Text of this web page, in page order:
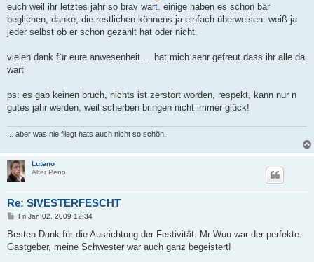
euch weil ihr letztes jahr so brav wart. einige haben es schon bar
beglichen, danke, die restlichen könnens ja einfach überweisen. weiß ja
jeder selbst ob er schon gezahlt hat oder nicht.
vielen dank für eure anwesenheit ... hat mich sehr gefreut dass ihr alle da
wart
ps: es gab keinen bruch, nichts ist zerstört worden, respekt, kann nur n
gutes jahr werden, weil scherben bringen nicht immer glück!
... aber was nie fliegt hats auch nicht so schön.
Luteno
Alter Peno
Re: SIVESTERFESCHT
P
s
Fri Jan 02, 2009 12:34
Besten Dank für die Ausrichtung der Festivität. Mr Wuu war der perfekte
Gastgeber, meine Schwester war auch ganz begeistert!